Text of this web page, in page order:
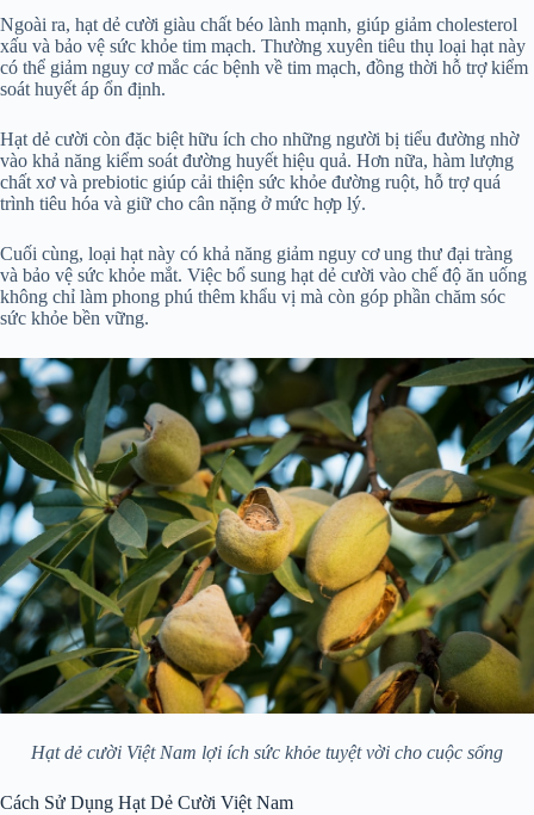
Ngoài ra, hạt dẻ cười giàu chất béo lành mạnh, giúp giảm cholesterol
xấu và bảo vệ sức khỏe tim mạch. Thường xuyên tiêu thụ loại hạt này
có thể giảm nguy cơ mắc các bệnh về tim mạch, đồng thời hỗ trợ kiểm
soát huyết áp ổn định.
Hạt dẻ cười còn đặc biệt hữu ích cho những người bị tiểu đường nhờ
vào khả năng kiểm soát đường huyết hiệu quả. Hơn nữa, hàm lượng
chất xơ và prebiotic giúp cải thiện sức khỏe đường ruột, hỗ trợ quá
trình tiêu hóa và giữ cho cân nặng ở mức hợp lý.
Cuối cùng, loại hạt này có khả năng giảm nguy cơ ung thư đại tràng
và bảo vệ sức khỏe mắt. Việc bổ sung hạt dẻ cười vào chế độ ăn uống
không chỉ làm phong phú thêm khẩu vị mà còn góp phần chăm sóc
sức khỏe bền vững.
Hạt dẻ cười Việt Nam lợi ích sức khỏe tuyệt vời cho cuộc sống
Cách Sử Dụng Hạt Dẻ Cười Việt Nam